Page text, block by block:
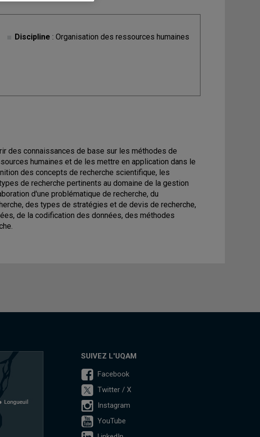
Discipline : Organisation des ressources humaines
des connaissances de base sur les méthodes de
humaines et de les mettre en application dans le
des concepts de recherche scientifique, les
de recherche pertinents au domaine de la gestion
d'une problématique de recherche, du
des types de stratégies et de devis de recherche,
de la codification des données, des méthodes
SUIVEZ L'UQAM
Facebook
Twitter / X
Instagram
YouTube